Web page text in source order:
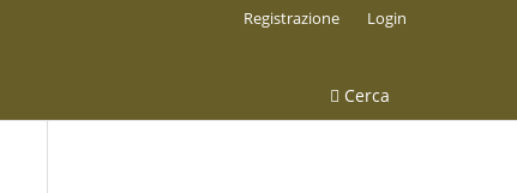
Cerca
Registrazione Login